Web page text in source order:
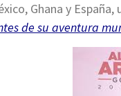
Ghana y
de su aventura